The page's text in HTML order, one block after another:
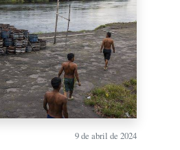
9 de abril de 2024